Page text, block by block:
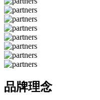
品牌理念